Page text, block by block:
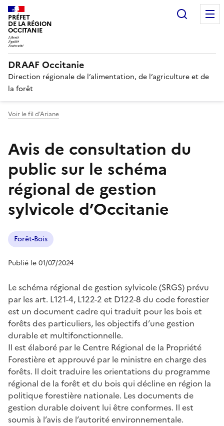
PRÉFET
DE LA RÉGION
OCCITANIE
DRAAF Occitanie
Direction régionale de l’alimentation, de l’agriculture et de
la forêt
Voir le fil d'Ariane
Avis de consultation du
public sur le schéma
régional de gestion
sylvicole d’Occitanie
Forêt-Bois
Publié le 01/07/2024
Le schéma régional de gestion sylvicole (SRGS) prévu
par les art. L121-4, L122-2 et D122-8 du code forestier
est un document cadre qui traduit pour les bois et
forêts des particuliers, les objectifs d’une gestion
durable et multifonctionnelle.
Il est élaboré par le Centre Régional de la Propriété
Forestière et approuvé par le ministre en charge des
forêts. Il doit traduire les orientations du programme
régional de la forêt et du bois qui décline en région la
politique forestière nationale. Les documents de
gestion durable doivent lui être conformes. Il est
soumis à l’avis de l’autorité environnementale.